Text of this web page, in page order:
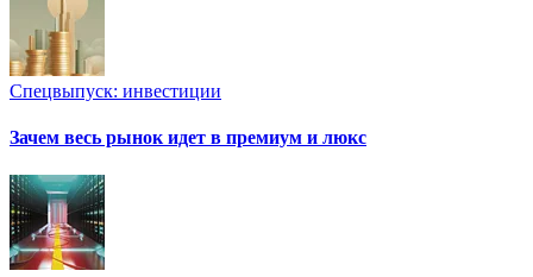
Спецвыпуск: инвестиции
Зачем весь рынок идет в премиум и люкс